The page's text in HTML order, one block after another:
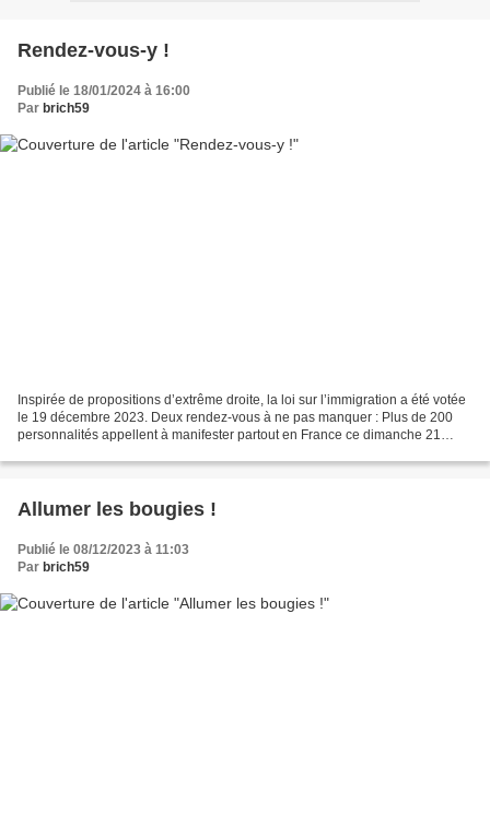
Rendez-vous-y !
Publié le 18/01/2024 à 16:00
Par brich59
Inspirée de propositions d’extrême droite, la loi sur l’immigration a été votée
le 19 décembre 2023. Deux rendez-vous à ne pas manquer : Plus de 200
personnalités appellent à manifester partout en France ce dimanche 21
Allumer les bougies !
Publié le 08/12/2023 à 11:03
Par brich59